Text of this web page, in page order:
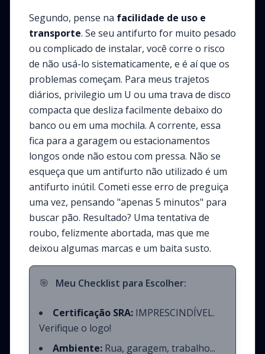
Segundo, pense na facilidade de uso e
transporte. Se seu antifurto for muito pesado
ou complicado de instalar, você corre o risco
de não usá-lo sistematicamente, e é aí que os
problemas começam. Para meus trajetos
diários, privilegio um U ou uma trava de disco
compacta que desliza facilmente debaixo do
banco ou em uma mochila. A corrente, essa
fica para a garagem ou estacionamentos
longos onde não estou com pressa. Não se
esqueça que um antifurto não utilizado é um
antifurto inútil. Cometi esse erro de preguiça
uma vez, pensando "apenas 5 minutos" para
buscar pão. Resultado? Uma tentativa de
roubo, felizmente abortada, mas que me
deixou algumas marcas e um baita susto.
🎯 Meu Checklist para Escolher:
Certificação SRA: IMPRESCINDÍVEL.
Verifique o logo!
Ambiente: Rua, garagem, trabalho...